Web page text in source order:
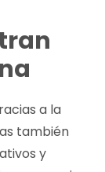
a la
también
y